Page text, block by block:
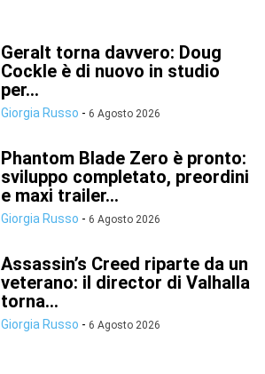
Geralt torna davvero: Doug
Cockle è di nuovo in studio
per...
Giorgia Russo - 6 Agosto 2026
Phantom Blade Zero è pronto:
sviluppo completato, preordini
e maxi trailer...
Giorgia Russo - 6 Agosto 2026
Assassin’s Creed riparte da un
veterano: il director di Valhalla
torna...
Giorgia Russo - 6 Agosto 2026